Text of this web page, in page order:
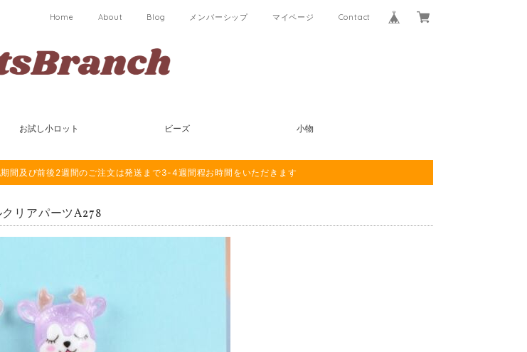
Home About Blog メンバーシップ マイページ Contact
お試し小ロット ビーズ 小物
間及び前後2週間のご注文は発送まで3-4週間程お時間をいただきます
リアパーツA278